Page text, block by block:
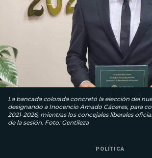
La bancada colorada concretó la elección del
designando a Inocencio Amado Cáceres, para
2021-2026, mientras los concejales liberales
de la sesión. Foto: Gentileza
POLÍTICA